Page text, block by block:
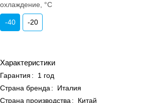
охлаждение, °C
-40 -20
Характеристики
Гарантия :
1 год
Страна бренда :
Италия
Страна производства :
Китай